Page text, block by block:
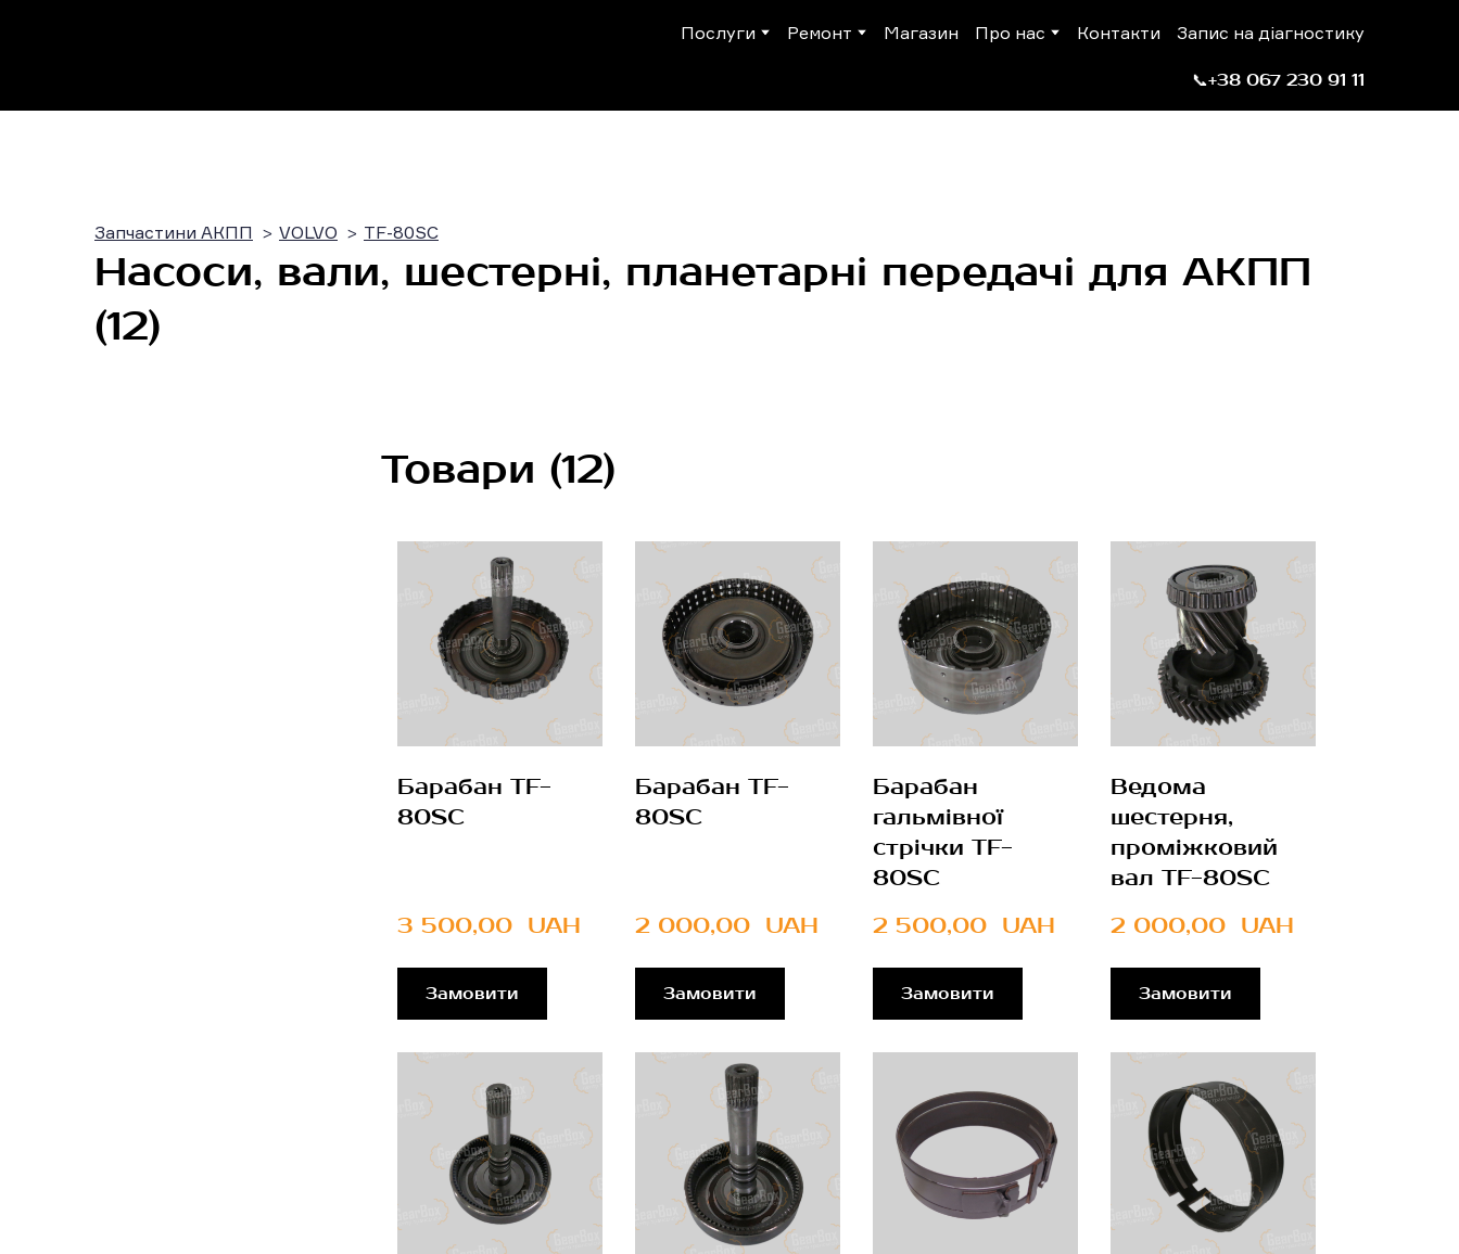
Послуги Ремонт Магазин Про нас Контакти Запис на діагностику
📞+38 067 230 91 11
Запчастини АКПП VOLVO TF-80SC
Насоси, вали, шестерні, планетарні передачі для АКПП
(12)
Товари (12)
Барабан TF-
80SC
3 500,00  UAH
Замовити
Барабан TF-
80SC
2 000,00  UAH
Замовити
Барабан
гальмівної
стрічки TF-
80SC
2 500,00  UAH
Замовити
Ведома
шестерня,
проміжковий
вал TF-80SC
2 000,00  UAH
Замовити